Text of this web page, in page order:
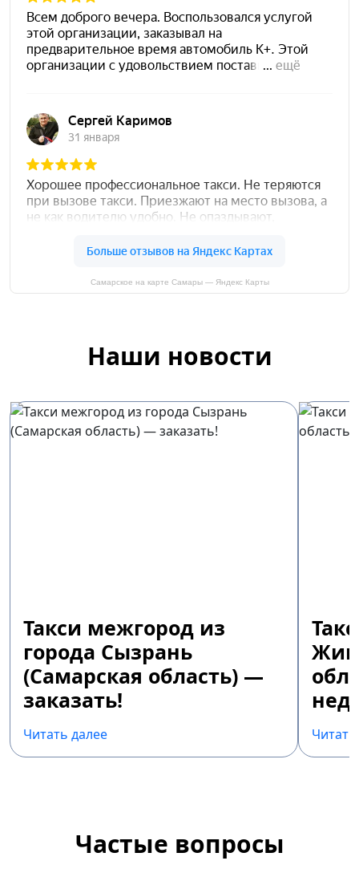
Самарское на карте Самары — Яндекс Карты
Наши новости
Такси межгород из
города Сызрань
(Самарская область) —
заказать!
Читать далее
Частые вопросы